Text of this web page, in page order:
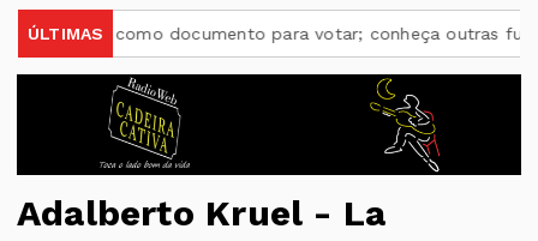
ÚLTIMAS
como documento para votar; conheça outras funções úteis
Adalberto Kruel - La